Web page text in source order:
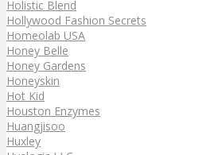
Holistic Blend
Hollywood Fashion Secrets
Homeolab USA
Honey Belle
Honey Gardens
Honeyskin
Hot Kid
Houston Enzymes
Huangjisoo
Huxley